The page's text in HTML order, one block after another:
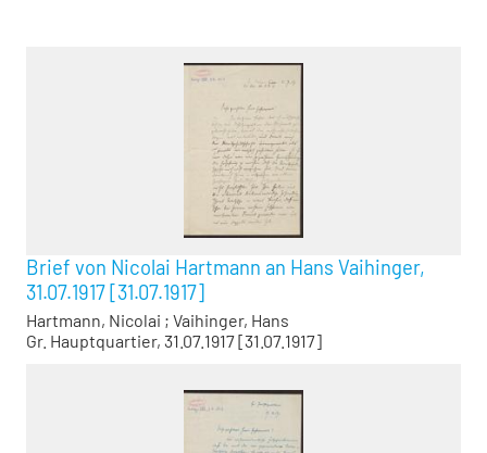
Brief von Nicolai Hartmann an Hans Vaihinger,
31.07.1917 [31.07.1917]
Hartmann, Nicolai ; Vaihinger, Hans
Gr. Hauptquartier, 31.07.1917 [31.07.1917]